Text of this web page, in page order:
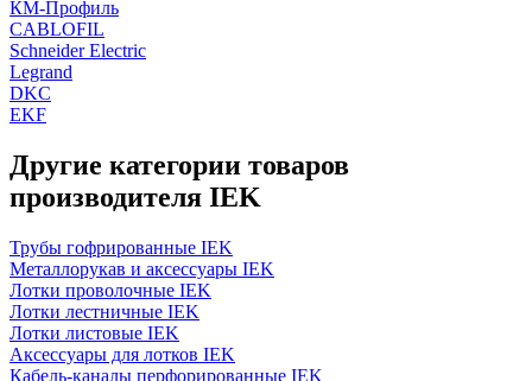
КМ-Профиль
CABLOFIL
Schneider Electric
Legrand
DKC
EKF
Другие категории товаров
производителя IEK
Трубы гофрированные IEK
Металлорукав и аксессуары IEK
Лотки проволочные IEK
Лотки лестничные IEK
Лотки листовые IEK
Аксессуары для лотков IEK
Кабель-каналы перфорированные IEK